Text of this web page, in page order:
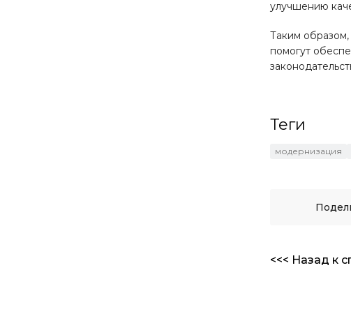
улучшению
Таким
помогут
Теги
модернизация
<<< Назад к